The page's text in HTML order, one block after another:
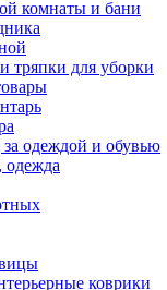
комнаты и бани
тряпки для уборки
одеждой и обувью
одежда
коврики